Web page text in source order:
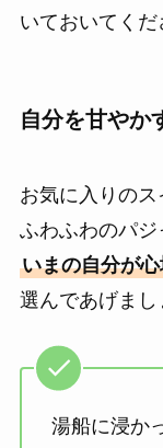
いておいてくだ
自分を甘やか
お気に入りのス
ふわふわのパジ
いまの自分が
選んであげまし
湯船に浸か